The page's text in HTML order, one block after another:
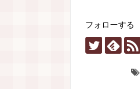
フォローする